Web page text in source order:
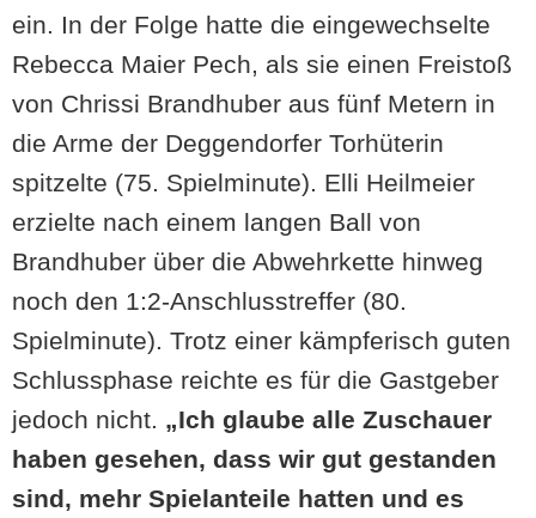
ein. In der Folge hatte die eingewechselte
Rebecca Maier Pech, als sie einen Freistoß
von Chrissi Brandhuber aus fünf Metern in
die Arme der Deggendorfer Torhüterin
spitzelte (75. Spielminute). Elli Heilmeier
erzielte nach einem langen Ball von
Brandhuber über die Abwehrkette hinweg
noch den 1:2-Anschlusstreffer (80.
Spielminute). Trotz einer kämpferisch guten
Schlussphase reichte es für die Gastgeber
jedoch nicht. „Ich glaube alle Zuschauer
haben gesehen, dass wir gut gestanden
sind, mehr Spielanteile hatten und es